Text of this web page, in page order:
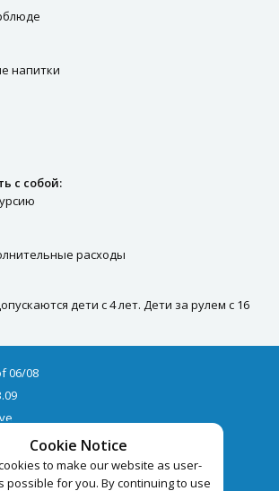
напитки
с собой:
расходы
дети с 4 лет. Дети за рулем с 16
Cookie Notice
to make our website as user-
possible for you. By continuing to use
06/08